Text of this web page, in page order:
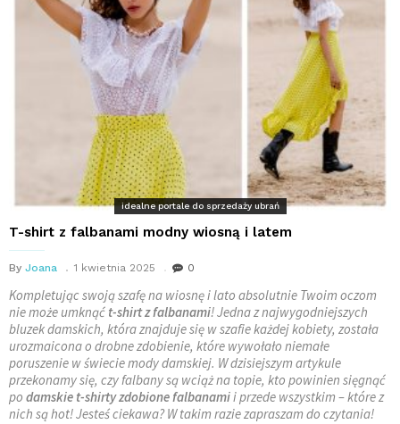
idealne portale do sprzedaży ubrań
T-shirt z falbanami modny wiosną i latem
By Joana 1 kwietnia 2025 0
Kompletując swoją szafę na wiosnę i lato absolutnie Twoim oczom
nie może umknąć t-shirt z falbanami! Jedna z najwygodniejszych
bluzek damskich, która znajduje się w szafie każdej kobiety, została
urozmaicona o drobne zdobienie, które wywołało niemałe
poruszenie w świecie mody damskiej. W dzisiejszym artykule
przekonamy się, czy falbany są wciąż na topie, kto powinien sięgnąć
po damskie t-shirty zdobione falbanamii przede wszystkim – które z
nich są hot! Jesteś ciekawa? W takim razie zapraszam do czytania!